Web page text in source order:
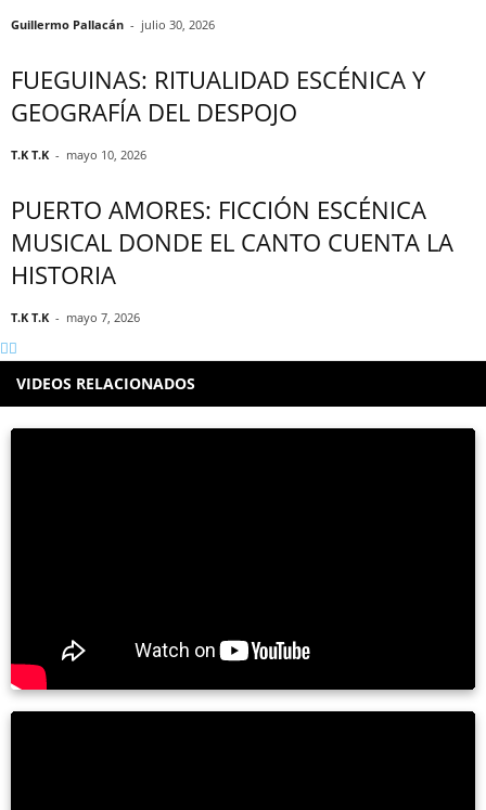
Guillermo Pallacán - julio 30, 2026
FUEGUINAS: RITUALIDAD ESCÉNICA Y
GEOGRAFÍA DEL DESPOJO
T.K T.K - mayo 10, 2026
PUERTO AMORES: FICCIÓN ESCÉNICA
MUSICAL DONDE EL CANTO CUENTA LA
HISTORIA
T.K T.K - mayo 7, 2026
VIDEOS RELACIONADOS